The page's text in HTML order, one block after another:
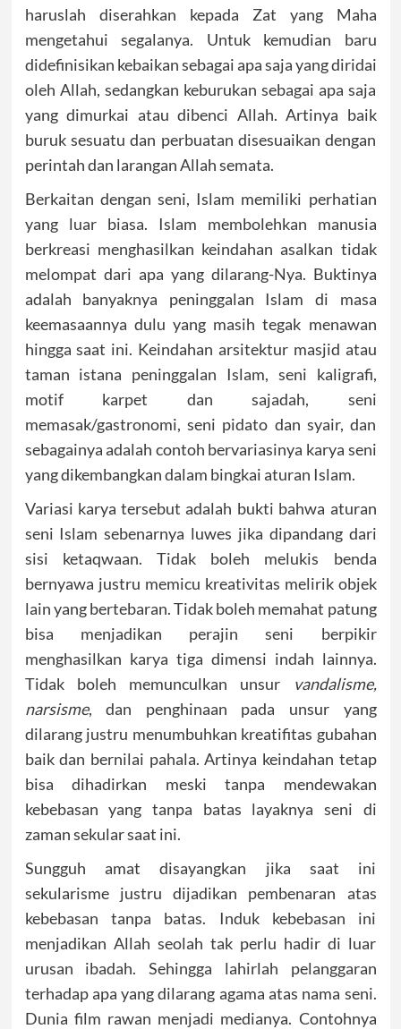
haruslah diserahkan kepada Zat yang Maha
mengetahui segalanya. Untuk kemudian baru
didefinisikan kebaikan sebagai apa saja yang diridai
oleh Allah, sedangkan keburukan sebagai apa saja
yang dimurkai atau dibenci Allah. Artinya baik
buruk sesuatu dan perbuatan disesuaikan dengan
perintah dan larangan Allah semata.
Berkaitan dengan seni, Islam memiliki perhatian
yang luar biasa. Islam membolehkan manusia
berkreasi menghasilkan keindahan asalkan tidak
melompat dari apa yang dilarang-Nya. Buktinya
adalah banyaknya peninggalan Islam di masa
keemasaannya dulu yang masih tegak menawan
hingga saat ini. Keindahan arsitektur masjid atau
taman istana peninggalan Islam, seni kaligrafi,
motif karpet dan sajadah, seni
memasak/gastronomi, seni pidato dan syair, dan
sebagainya adalah contoh bervariasinya karya seni
yang dikembangkan dalam bingkai aturan Islam.
Variasi karya tersebut adalah bukti bahwa aturan
seni Islam sebenarnya luwes jika dipandang dari
sisi ketaqwaan. Tidak boleh melukis benda
bernyawa justru memicu kreativitas melirik objek
lain yang bertebaran. Tidak boleh memahat patung
bisa menjadikan perajin seni berpikir
menghasilkan karya tiga dimensi indah lainnya.
Tidak boleh memunculkan unsur
vandalisme,
narsisme, dan penghinaan pada unsur yang
dilarang justru menumbuhkan kreatifitas gubahan
baik dan bernilai pahala. Artinya keindahan tetap
bisa dihadirkan meski tanpa mendewakan
kebebasan yang tanpa batas layaknya seni di
zaman sekular saat ini.
Sungguh amat disayangkan jika saat ini
sekularisme justru dijadikan pembenaran atas
kebebasan tanpa batas. Induk kebebasan ini
menjadikan Allah seolah tak perlu hadir di luar
urusan ibadah. Sehingga lahirlah pelanggaran
terhadap apa yang dilarang agama atas nama seni.
Dunia film rawan menjadi medianya. Contohnya